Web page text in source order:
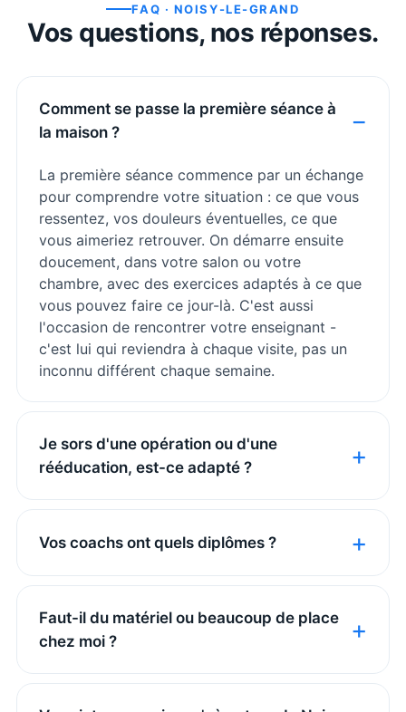
FAQ · NOISY-LE-GRAND
Vos questions, nos réponses.
Comment se passe la première séance à
la maison ?
La première séance commence par un échange
pour comprendre votre situation : ce que vous
ressentez, vos douleurs éventuelles, ce que
vous aimeriez retrouver. On démarre ensuite
doucement, dans votre salon ou votre
chambre, avec des exercices adaptés à ce que
vous pouvez faire ce jour-là. C'est aussi
l'occasion de rencontrer votre enseignant -
c'est lui qui reviendra à chaque visite, pas un
inconnu différent chaque semaine.
Je sors d'une opération ou d'une
rééducation, est-ce adapté ?
Vos coachs ont quels diplômes ?
Faut-il du matériel ou beaucoup de place
chez moi ?